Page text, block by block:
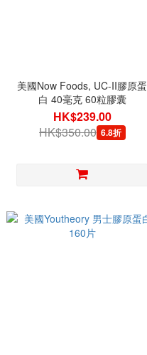
美國Now Foods, UC-II膠原蛋
白 40毫克 60粒膠囊
HK$239.00
HK$350.00 6.8折